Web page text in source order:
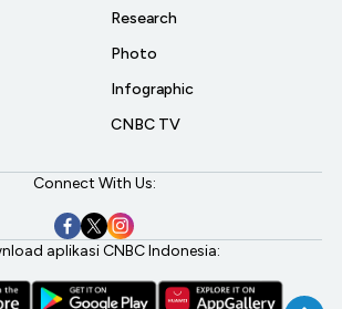
Research
Photo
Infographic
CNBC TV
Connect With Us:
aplikasi CNBC Indonesia: